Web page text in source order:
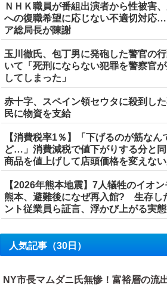
ＮＨＫ職員が番組出演者から性被害
への復職希望に応じない不適切対応…
ア総局長が陳謝
玉川徹氏、包丁男に発砲した警官の
いて「死刑にならない犯罪を警察官
してしまった」
赤十字、スペイン領セウタに殺到し
民に物資を支給
【消費税率1％】「下げるのが筋なん
ど…」消費減税で値下がりする分と
商品を値上げして店頭価格を変えな
【2026年熊本地震】7人犠牲のイオ
熊本、避難後になぜ再入館? 生存し
ント従業員ら証言、浮かび上がる実態
人気記事（30日）
NY市長マムダニ氏無惨！富裕層の流